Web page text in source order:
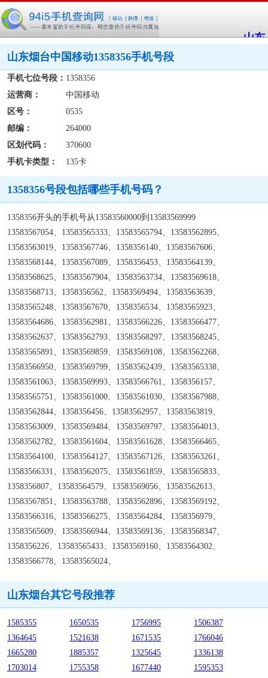
山东
山东烟台中国移动1358356手机号段
手机七位号段： 1358356
运营商：
中国移动
区号：
0535
邮编：
264000
区划代码：
370600
手机卡类型：
135卡
1358356号段包括哪些手机号码？
1358356开头的手机号从13583560000到13583569999
13583567054、13583565333、13583565794、13583562895、
13583563019、13583567746、1358356140、13583567606、
13583568144、13583567089、1358356453、13583564139、
13583568625、13583567904、13583563734、13583569618、
13583568713、1358356562、13583569494、13583563639、
13583565248、13583567670、1358356534、13583565923、
13583564686、13583562981、13583566226、13583566477、
13583562637、13583562793、13583568297、13583568245、
13583565891、13583569859、13583569108、13583562268、
13583566950、13583569799、13583562439、13583565338、
13583561063、13583569993、13583566761、1358356157、
13583565751、13583561000、13583561030、13583567988、
13583562844、1358356456、13583562957、13583563819、
13583563009、13583569484、13583569797、13583564013、
13583562782、13583561604、13583561628、13583566465、
13583564100、13583564127、13583567126、13583563261、
13583566331、13583562075、13583561859、13583565833、
1358356807、13583564579、13583569056、13583562613、
13583567851、13583563788、13583562896、13583569192、
13583566316、13583566275、13583564284、1358356979、
13583565609、13583566944、13583569136、13583568347、
1358356226、13583565433、13583569160、13583564302、
13583566778、13583565024、
山东烟台其它号段推荐
1585355 1650535 1756995
1506387
1364645
1521638 1671535
1766046
1665280
1885357 1325645
1336138
1703014
1755358 1677440
1595353